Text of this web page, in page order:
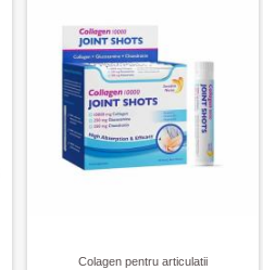
Colagen pentru articulatii